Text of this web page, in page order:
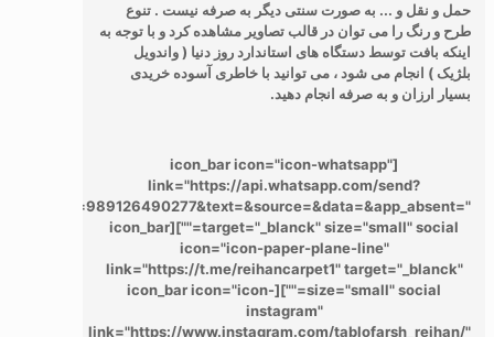
حمل و نقل و ... به صورت سنتی دیگر به صرفه نیست . تنوع
طرح و رنگ را می توان در قالب تصاویر مشاهده کرد و با توجه به
اینکه بافت توسط دستگاه های استاندارد روز دنیا ( واندویل
بلژیک ) انجام می شود ، می توانید با خاطری آسوده خریدی
بسیار ارزان و به صرفه انجام دهید.
[icon_bar icon="icon-whatsapp"
link="https://api.whatsapp.com/send?
phone=989126490277&text=&source=&data=&app_absent="
target="_blanck" size="small" social=""][icon_bar
icon="icon-paper-plane-line"
link="https://t.me/reihancarpet1" target="_blanck"
size="small" social=""][icon_bar icon="icon-
instagram"
link="https://www.instagram.com/tablofarsh_reihan/"